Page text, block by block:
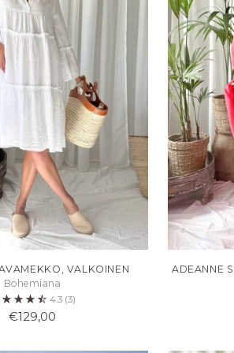
VALKOINEN
Bohemiana
4.3 (3)
€129,00
ADEANNE